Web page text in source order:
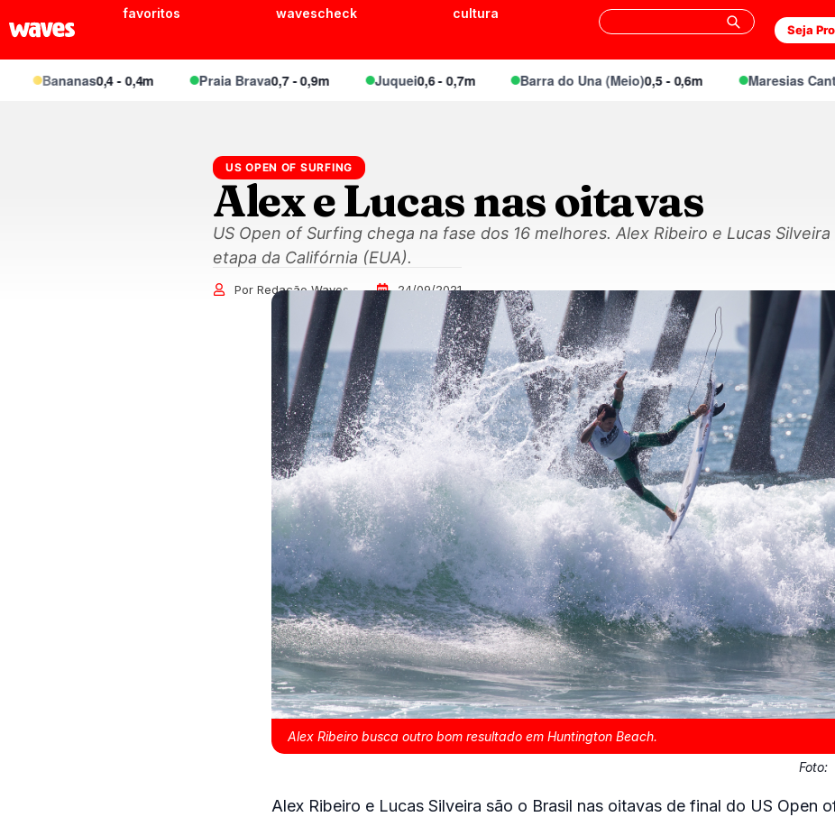
favoritos wavescheck cultura
Seja Pro
0,4 - 0,4m Praia Brava0,7 - 0,9m Juquei0,6 - 0,7m Barra do Una (Meio)0,5 - 0,6m Maresias Canto0,6 -
US OPEN OF SURFING
Alex e Lucas nas oitavas
US Open of Surfing chega na fase dos 16 melhores. Alex Ribeiro e Lucas
etapa da Califórnia (EUA).
Por Redação Waves 24/09/2021
Alex Ribeiro busca outro bom resultado em Huntington Beach.
Foto:
Alex Ribeiro e Lucas Silveira são o Brasil nas oitavas de final do US Open